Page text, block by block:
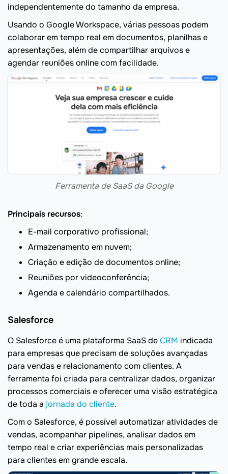
independentemente do tamanho da empresa.
Usando o Google Workspace, várias pessoas podem
colaborar em tempo real em documentos, planilhas e
apresentações, além de compartilhar arquivos e
agendar reuniões online com facilidade.
Ferramenta de SaaS da Google
Principais recursos:
E-mail corporativo profissional;
Armazenamento em nuvem;
Criação e edição de documentos online;
Reuniões por videoconferência;
Agenda e calendário compartilhados.
Salesforce
O Salesforce é uma plataforma SaaS deCRM indicada
para empresas que precisam de soluções avançadas
para vendas e relacionamento com clientes. A
ferramenta foi criada para centralizar dados, organizar
processos comerciais e oferecer uma visão estratégica
de toda a jornada do cliente.
Com o Salesforce, é possível automatizar atividades de
vendas, acompanhar pipelines, analisar dados em
tempo real e criar experiências mais personalizadas
para clientes em grande escala.